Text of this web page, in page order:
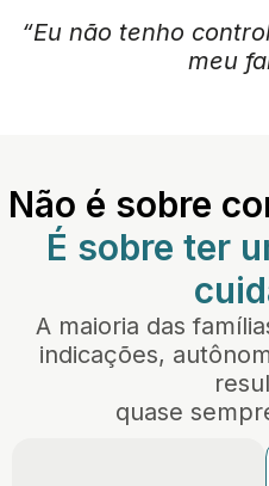
“Eu não tenho
meu
Não é sobre
É sobre ter
A maioria das
indicações,
quase